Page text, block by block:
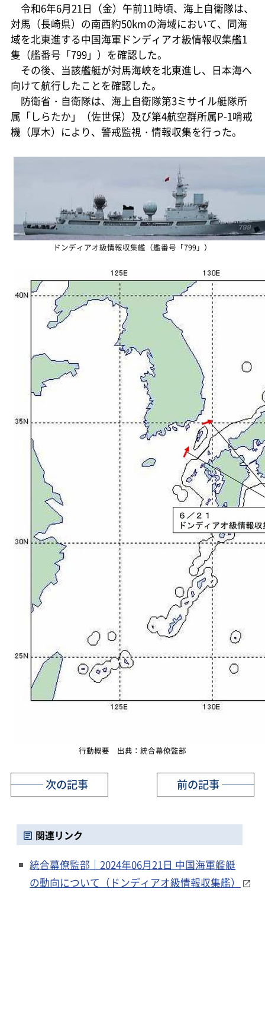
令和6年6月21日（金）午前11時頃、海上自衛隊は、
対馬（長崎県）の南西約50kmの海域において、同海
域を北東進する中国海軍ドンディアオ級情報収集艦1
隻（艦番号「799」）を確認した。
その後、当該艦艇が対馬海峡を北東進し、日本海へ
向けて航行したことを確認した。
防衛省・自衛隊は、海上自衛隊第3ミサイル艇隊所
属「しらたか」（佐世保）及び第4航空群所属P-1哨戒
機（厚木）により、警戒監視・情報収集を行った。
ドンディアオ級情報収集艦（艦番号「799」）
行動概要 出典：統合幕僚監部
前の記事
次の記事
関連リンク
統合幕僚監部｜2024年06月21日 中国海軍艦艇
の動向について（ドンディアオ級情報収集艦）